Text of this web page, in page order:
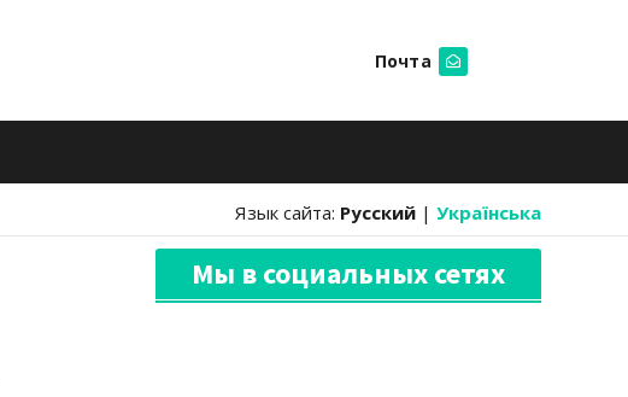
Почта
Язык сайта: Русский | Українська
Мы в социальных сетях